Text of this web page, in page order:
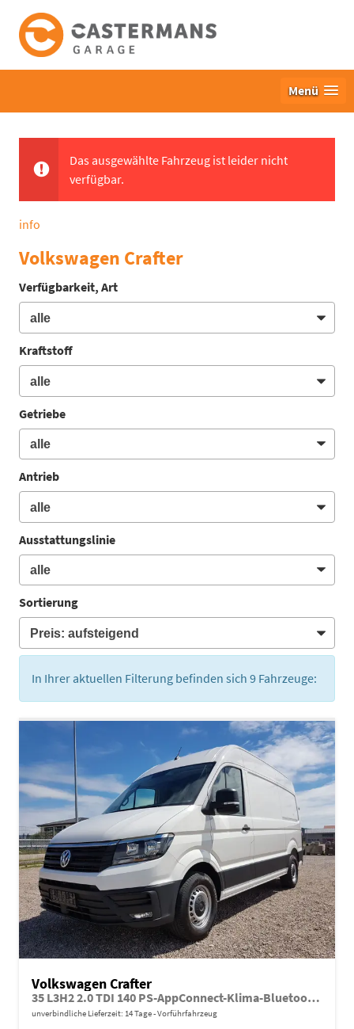
Menü
Das ausgewählte Fahrzeug ist leider nicht
verfügbar.
info
Volkswagen Crafter
Verfügbarkeit, Art
Kraftstoff
Getriebe
Antrieb
Ausstattungslinie
Sortierung
In Ihrer aktuellen Filterung befinden sich 9 Fahrzeuge:
Volkswagen Crafter
35 L3H2 2.0 TDI 140 PS-AppConnect-Klima-Bluetooth-Kamera-Regalausbau-Sofort
unverbindliche Lieferzeit: 14 Tage Vorführfahrzeug